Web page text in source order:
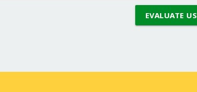
EVALUATE US